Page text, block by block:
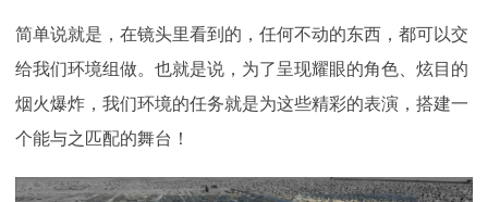
简单说就是，在镜头里看到的，任何不动的东西，都可以交
给我们环境组做。也就是说，为了呈现耀眼的角色、炫目的
烟火爆炸，我们环境的任务就是为这些精彩的表演，搭建一
个能与之匹配的舞台！